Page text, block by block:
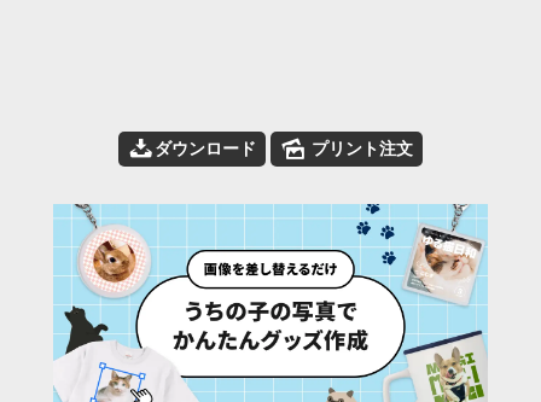
📥ダウンロード 🌄 プリント注文